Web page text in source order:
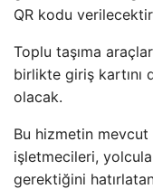
QR kodu
Toplu taşıma
birlikte giriş kartını
olacak.
Bu hizmetin mevcut
işletmecileri,
gerektiğini